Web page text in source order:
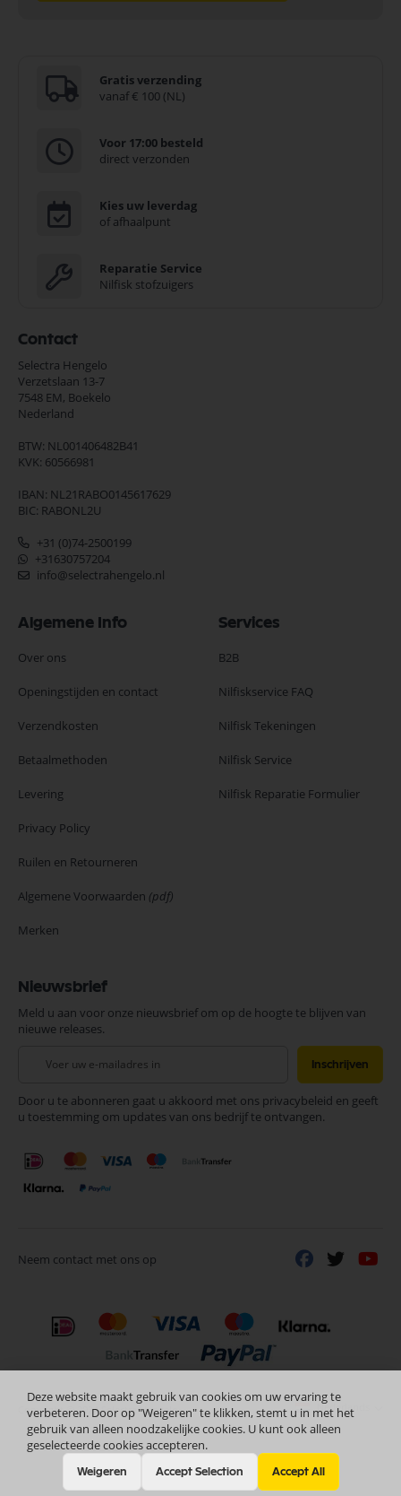
Gratis verzending
vanaf € 100 (NL)
Voor 17:00 besteld
direct verzonden
Kies uw leverdag
of afhaalpunt
Reparatie Service
Nilfisk stofzuigers
Contact
Selectra Hengelo
Verzetslaan 13-7
7548 EM, Boekelo
Nederland
BTW: NL001406482B41
KVK: 60566981
IBAN: NL21RABO0145617629
BIC: RABONL2U
+31 (0)74-2500199
+31630757204
info@selectrahengelo.nl
Algemene Info
Over ons
Openingstijden en contact
Verzendkosten
Betaalmethoden
Levering
Privacy Policy
Ruilen en Retourneren
Algemene Voorwaarden (pdf)
Merken
Services
B2B
Nilfiskservice FAQ
Nilfisk Tekeningen
Nilfisk Service
Nilfisk Reparatie Formulier
Nieuwsbrief
Meld u aan voor onze nieuwsbrief om op de hoogte te blijven van
nieuwe releases.
onze
nieuwsbrief
Inschrijven
Door u te abonneren gaat u akkoord met ons privacybeleid en geeft
u toestemming om updates van ons bedrijf te ontvangen.
Neem contact met ons op
Deze website maakt gebruik van cookies om uw ervaring te
verbeteren. Door op "Weigeren" te klikken, stemt u in met het
gebruik van alleen noodzakelijke cookies. U kunt ook alleen
geselecteerde cookies accepteren.
Weigeren Accept Selection Accept All
Copyright © 2024 Selectra Hengelo Nederlands